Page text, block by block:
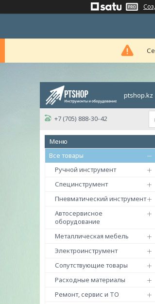
ptshop.kz
+7 (705) 888-30-42
Все товары
Ручной инструмент
Специнструмент
Пневматический инструмент
Автосервисное
оборудование
Металлическая мебель
Электроинструмент
Сопутствующие товары
Расходные материалы
Ремонт, сервис и ТО